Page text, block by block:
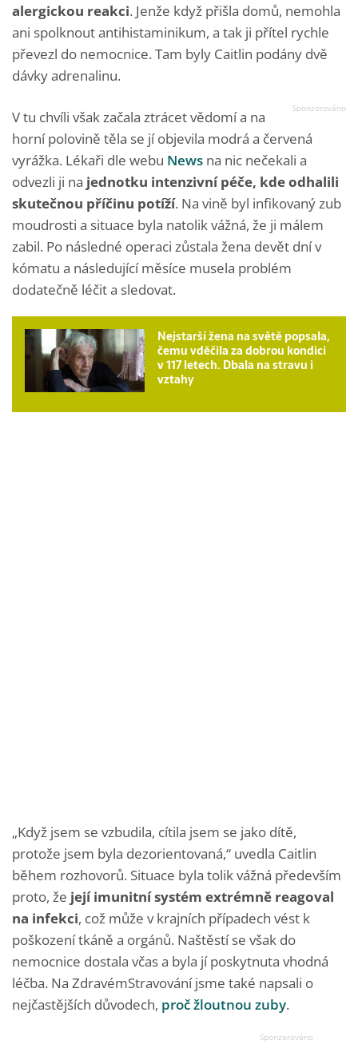
alergickou reakci. Jenže když přišla domů, nemohla
ani spolknout antihistaminikum, a tak ji přítel rychle
převezl do nemocnice. Tam byly Caitlin podány dvě
dávky adrenalinu.
V tu chvíli však začala ztrácet vědomí a na
horní polovině těla se jí objevila modrá a červená
vyrážka. Lékaři dle webu News na nic nečekali a
odvezli ji na jednotku intenzivní péče, kde odhalili
skutečnou příčinu potíží. Na vině byl infikovaný zub
moudrosti a situace byla natolik vážná, že ji málem
zabil. Po následné operaci zůstala žena devět dní v
kómatu a následující měsíce musela problém
dodatečně léčit a sledovat.
Nejstarší žena na světě popsala,
čemu vděčila za dobrou kondici
v 117 letech. Dbala na stravu i
vztahy
„Když jsem se vzbudila, cítila jsem se jako dítě,
protože jsem byla dezorientovaná,“ uvedla Caitlin
během rozhovorů. Situace byla tolik vážná především
proto, že její imunitní systém extrémně reagoval
na infekci, což může v krajních případech vést k
poškození tkáně a orgánů. Naštěstí se však do
nemocnice dostala včas a byla jí poskytnuta vhodná
léčba. Na ZdravémStravování jsme také napsali o
nejčastějších důvodech, proč žloutnou zuby.